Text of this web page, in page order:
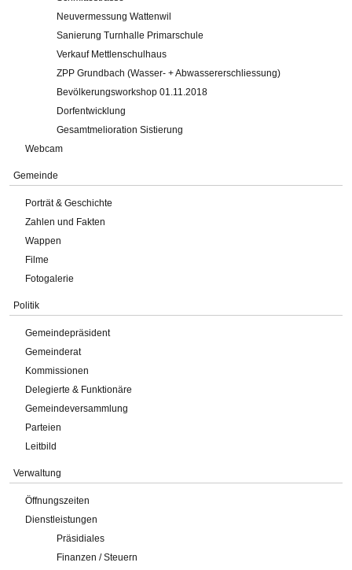
Neuvermessung Wattenwil
Sanierung Turnhalle Primarschule
Verkauf Mettlenschulhaus
ZPP Grundbach (Wasser- + Abwassererschliessung)
Bevölkerungsworkshop 01.11.2018
Dorfentwicklung
Gesamtmelioration Sistierung
Webcam
Gemeinde
Porträt & Geschichte
Zahlen und Fakten
Wappen
Filme
Fotogalerie
Politik
Gemeindepräsident
Gemeinderat
Kommissionen
Delegierte & Funktionäre
Gemeindeversammlung
Parteien
Leitbild
Verwaltung
Öffnungszeiten
Dienstleistungen
Präsidiales
Finanzen / Steuern